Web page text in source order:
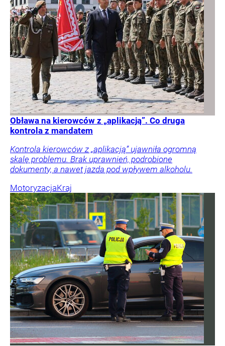
Obława na kierowców z „aplikacją”. Co druga
kontrola z mandatem
Kontrola kierowców z „aplikacją” ujawniła ogromną
skalę problemu. Brak uprawnień, podrobione
dokumenty, a nawet jazda pod wpływem alkoholu.
MotoryzacjaKraj